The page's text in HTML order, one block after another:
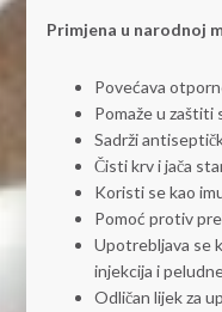
Primjena u narodnoj
Povećava
Pomaže u zaštiti
Sadrži
Čisti krv i jača
Koristi se kao
Pomoć protiv
Upotrebljava se
injekcija i
Odličan lijek za